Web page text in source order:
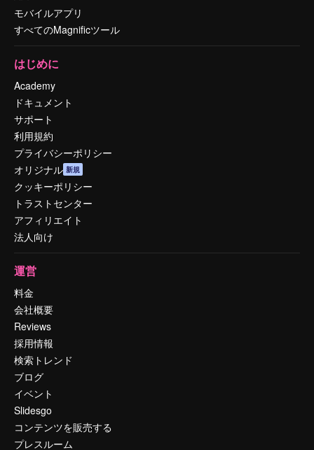
モバイルアプリ
すべてのMagnificツール
はじめに
Academy
ドキュメント
サポート
利用規約
プライバシーポリシー
オリジナル 新規
クッキーポリシー
トラストセンター
アフィリエイト
法人向け
運営
料金
会社概要
Reviews
採用情報
検索トレンド
ブログ
イベント
Slidesgo
コンテンツを販売する
プレスルーム